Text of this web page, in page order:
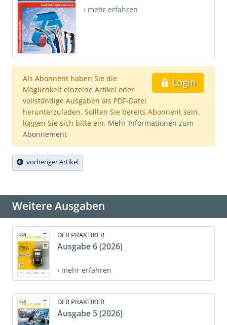
› mehr erfahren
Login
Als Abonnent haben Sie die
Möglichkeit einzelne Artikel oder
vollständige Ausgaben als PDF-Datei
herunterzuladen. Sollten Sie bereits Abonnent sein,
loggen Sie sich bitte ein. Mehr Informationen zum
Abonnement
vorheriger Artikel
Weitere Ausgaben
DER PRAKTIKER
Ausgabe 6 (2026)
› mehr erfahren
DER PRAKTIKER
Ausgabe 5 (2026)